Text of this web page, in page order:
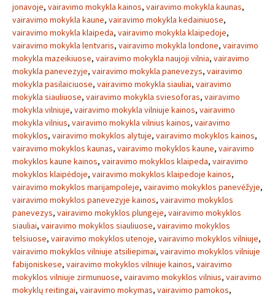
jonavoje, vairavimo mokykla kainos, vairavimo mokykla kaunas,
vairavimo mokykla kaune, vairavimo mokykla kedainiuose,
vairavimo mokykla klaipeda, vairavimo mokykla klaipedoje,
vairavimo mokykla lentvaris, vairavimo mokykla londone, vairavimo
mokykla mazeikiuose, vairavimo mokykla naujoji vilnia, vairavimo
mokykla panevezyje, vairavimo mokykla panevezys, vairavimo
mokykla pasilaiciuose, vairavimo mokykla siauliai, vairavimo
mokykla siauliuose, vairavimo mokykla sviesoforas, vairavimo
mokykla vilniuje, vairavimo mokykla vilniuje kainos, vairavimo
mokykla vilnius, vairavimo mokykla vilnius kainos, vairavimo
mokyklos, vairavimo mokyklos alytuje, vairavimo mokyklos kainos,
vairavimo mokyklos kaunas, vairavimo mokyklos kaune, vairavimo
mokyklos kaune kainos, vairavimo mokyklos klaipeda, vairavimo
mokyklos klaipėdoje, vairavimo mokyklos klaipedoje kainos,
vairavimo mokyklos marijampoleje, vairavimo mokyklos panevėžyje,
vairavimo mokyklos panevezyje kainos, vairavimo mokyklos
panevezys, vairavimo mokyklos plungeje, vairavimo mokyklos
siauliai, vairavimo mokyklos siauliuose, vairavimo mokyklos
telsiuose, vairavimo mokyklos utenoje, vairavimo mokyklos vilniuje,
vairavimo mokyklos vilniuje atsiliepimai, vairavimo mokyklos vilniuje
fabijoniskese, vairavimo mokyklos vilniuje kainos, vairavimo
mokyklos vilniuje zirmunuose, vairavimo mokyklos vilnius, vairavimo
mokyklų reitingai, vairavimo mokymas, vairavimo pamokos,